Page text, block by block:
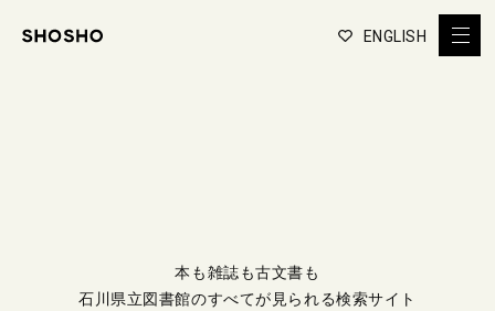
ENGLISH
本も雑誌も古文書も
石川県立図書館のすべてが見られる検索サイト